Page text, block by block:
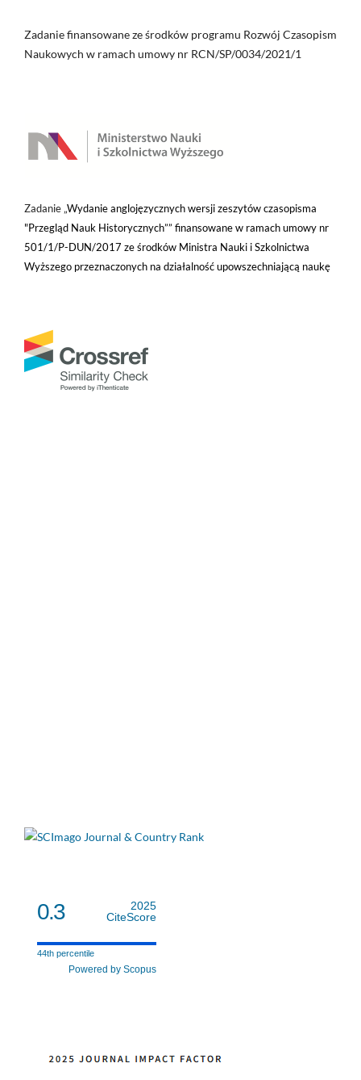
Zadanie finansowane ze środków programu Rozwój Czasopism
Naukowych w ramach umowy nr RCN/SP/0034/2021/1
Zadanie „Wydanie anglojęzycznych wersji zeszytów czasopisma
"Przegląd Nauk Historycznych”” finansowane w ramach umowy nr
501/1/P-DUN/2017 ze środków Ministra Nauki i Szkolnictwa
Wyższego przeznaczonych na działalność upowszechniającą naukę
0.3
2025
CiteScore
44th percentile
Powered by Scopus